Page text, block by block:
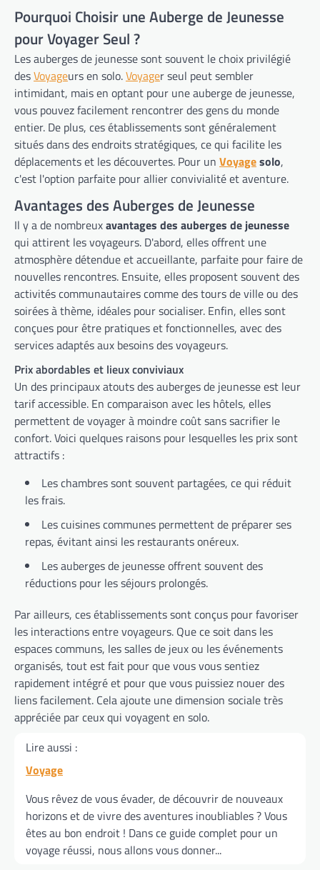
Pourquoi Choisir une Auberge de Jeunesse
pour Voyager Seul ?
Les auberges de jeunesse sont souvent le choix privilégié
desVoyageurs en solo.Voyager seul peut sembler
intimidant, mais en optant pour une auberge de jeunesse,
vous pouvez facilement rencontrer des gens du monde
entier. De plus, ces établissements sont généralement
situés dans des endroits stratégiques, ce qui facilite les
déplacements et les découvertes. Pour un Voyagesolo,
c'est l'option parfaite pour allier convivialité et aventure.
Avantages des Auberges de Jeunesse
Il y a de nombreuxavantages des auberges de jeunesse
qui attirent les voyageurs. D'abord, elles offrent une
atmosphère détendue et accueillante, parfaite pour faire de
nouvelles rencontres. Ensuite, elles proposent souvent des
activités communautaires comme des tours de ville ou des
soirées à thème, idéales pour socialiser. Enfin, elles sont
conçues pour être pratiques et fonctionnelles, avec des
services adaptés aux besoins des voyageurs.
Prix abordables et lieux conviviaux
Un des principaux atouts des auberges de jeunesse est leur
tarif accessible. En comparaison avec les hôtels, elles
permettent de voyager à moindre coût sans sacrifier le
confort. Voici quelques raisons pour lesquelles les prix sont
attractifs :
Les chambres sont souvent partagées, ce qui réduit
les frais.
Les cuisines communes permettent de préparer ses
repas, évitant ainsi les restaurants onéreux.
Les auberges de jeunesse offrent souvent des
réductions pour les séjours prolongés.
Par ailleurs, ces établissements sont conçus pour favoriser
les interactions entre voyageurs. Que ce soit dans les
espaces communs, les salles de jeux ou les événements
organisés, tout est fait pour que vous vous sentiez
rapidement intégré et pour que vous puissiez nouer des
liens facilement. Cela ajoute une dimension sociale très
appréciée par ceux qui voyagent en solo.
Lire aussi :
Voyage
Vous rêvez de vous évader, de découvrir de nouveaux
horizons et de vivre des aventures inoubliables ? Vous
êtes au bon endroit ! Dans ce guide complet pour un
voyage réussi, nous allons vous donner...